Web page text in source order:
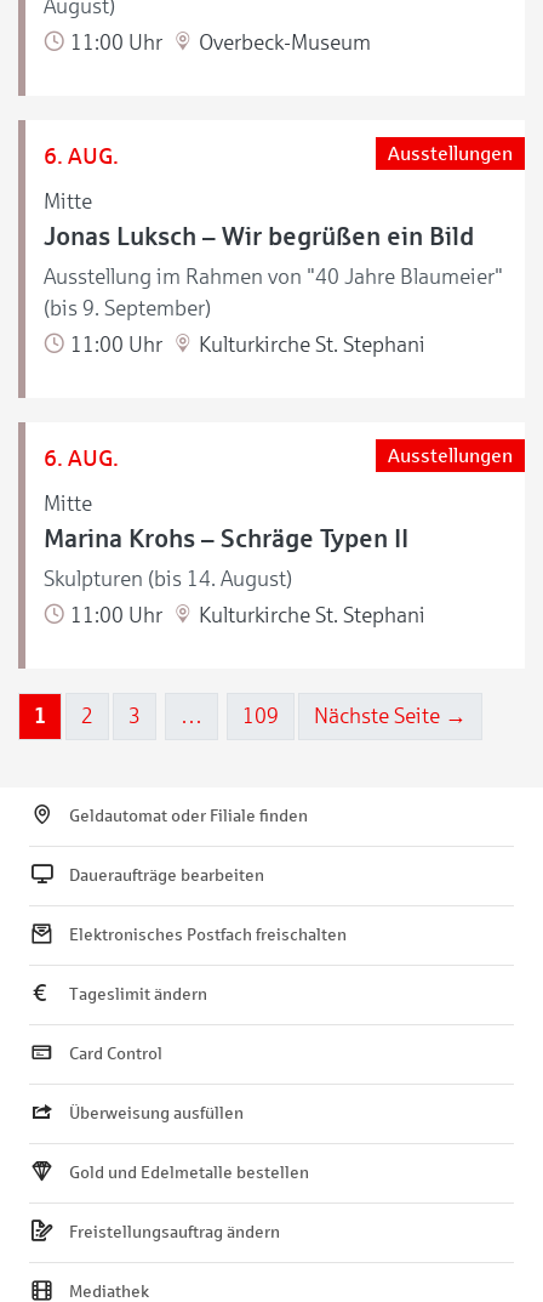
August)
11:00 Uhr
Overbeck-Museum
6. AUG.
Mitte
Ausstellungen
Jonas Luksch – Wir begrüßen ein Bild
Ausstellung im Rahmen von "40 Jahre Blaumeier"
(bis 9. September)
11:00 Uhr
Kulturkirche St. Stephani
6. AUG.
Mitte
Ausstellungen
Marina Krohs – Schräge Typen II
Skulpturen (bis 14. August)
11:00 Uhr
Kulturkirche St. Stephani
1 2 3 … 109 Nächste Seite →
Geldautomat oder Filiale finden
Daueraufträge bearbeiten
Elektronisches Postfach freischalten
Tageslimit ändern
Card Control
Überweisung ausfüllen
Gold und Edelmetalle bestellen
Freistellungsauftrag ändern
Mediathek